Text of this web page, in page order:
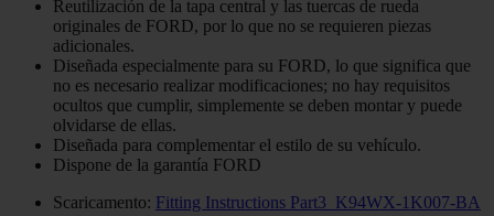
Reutilización de la tapa central y las tuercas de rueda
originales de FORD, por lo que no se requieren piezas
adicionales.
Diseñada especialmente para su FORD, lo que significa que
no es necesario realizar modificaciones; no hay requisitos
ocultos que cumplir, simplemente se deben montar y puede
olvidarse de ellas.
Diseñada para complementar el estilo de su vehículo.
Dispone de la garantía FORD
Scaricamento: Fitting Instructions Part3_K94WX-1K007-BA